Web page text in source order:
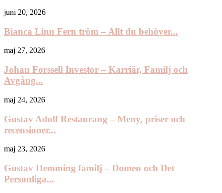
juni 20, 2026
Bianca Linn Fern tröm – Allt du behöver...
maj 27, 2026
Johan Forssell Investor – Karriär, Familj och
Avgång...
maj 24, 2026
Gustav Adolf Restaurang – Meny, priser och
recensioner...
maj 23, 2026
Gustav Hemming familj – Domen och Det
Personliga...